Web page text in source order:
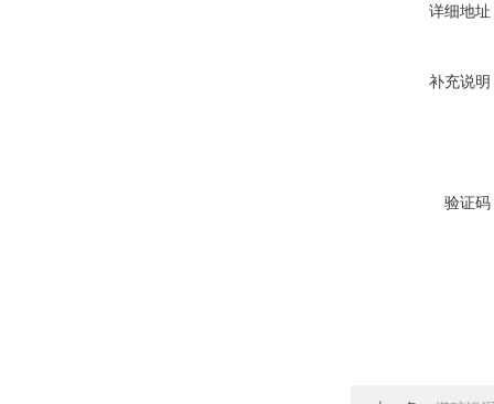
详细地址
补充说明
验证码